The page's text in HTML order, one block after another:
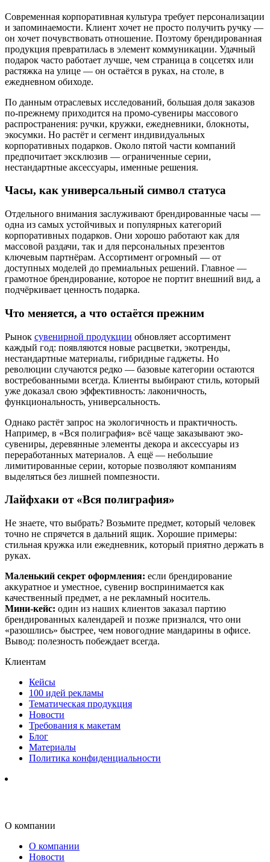
Современная корпоративная культура требует персонализации
и запоминаемости. Клиент хочет не просто получить ручку —
он хочет почувствовать отношение. Поэтому брендированная
продукция превратилась в элемент коммуникации. Удачный
подарок часто работает лучше, чем страница в соцсетях или
растяжка на улице — он остаётся в руках, на столе, в
ежедневном обиходе.
По данным отраслевых исследований, большая доля заказов
по-прежнему приходится на промо-сувениры массового
распространения: ручки, кружки, ежедневники, блокноты,
экосумки. Но растёт и сегмент индивидуальных
корпоративных подарков. Около пятой части компаний
предпочитает эксклюзив — ограниченные серии,
нестандартные аксессуары, именные решения.
Часы, как универсальный символ статуса
Отдельного внимания заслуживают брендированные часы —
одна из самых устойчивых и популярных категорий
корпоративных подарков. Они хорошо работают как для
массовой раздачи, так и для персональных презентов
ключевым партнёрам. Ассортимент огромный — от
доступных моделей до премиальных решений. Главное —
грамотное брендирование, которое не портит внешний вид, а
подчёркивает ценность подарка.
Что меняется, а что остаётся прежним
Рынок сувенирной продукции обновляет ассортимент
каждый год: появляются новые расцветки, экотренды,
нестандартные материалы, гибридные гаджеты. Но
революции случаются редко — базовые категории остаются
востребованными всегда. Клиенты выбирают стиль, который
уже доказал свою эффективность: лаконичность,
функциональность, универсальность.
Однако растёт запрос на экологичность и практичность.
Например, в «Вся полиграфия» всё чаще заказывают эко-
сувениры, деревянные элементы декора и аксессуары из
переработанных материалов. А ещё — небольшие
лимитированные серии, которые позволяют компаниям
выделяться без лишней помпезности.
Лайфхаки от «Вся полиграфия»
Не знаете, что выбрать? Возьмите предмет, который человек
точно не спрячется в дальний ящик. Хорошие примеры:
стильная кружка или ежедневник, который приятно держать в
руках.
Маленький секрет оформления: если брендирование
аккуратное и уместное, сувенир воспринимается как
качественный предмет, а не рекламный носитель.
Мини-кейс: один из наших клиентов заказал партию
брендированных календарей и позже признался, что они
«разошлись» быстрее, чем новогодние мандарины в офисе.
Вывод: полезность побеждает всегда.
Клиентам
Кейсы
100 идей рекламы
Тематическая продукция
Новости
Требования к макетам
Блог
Материалы
Политика конфиденциальности
О компании
О компании
Новости